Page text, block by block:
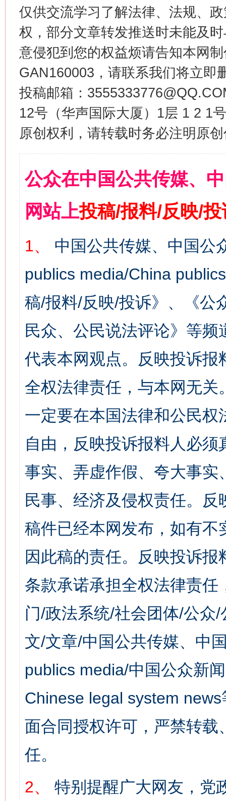
仅供交流学习了解法律、法规、
权，部分文章转发推送时未能及
意侵犯到您的权益烦请告知本网
GAN160003，请联系我们将立即
投稿邮箱：
12号（华声国际大厦）1层 1 2 1
原创权利，请转载时务必注明原
公众在中国公共传媒、
网站上投稿/报料/反映/
1、
中国公共传媒、中国公
publics media/China
稿/报料/反映/投诉》、《公
民众、公民说法评论》等
代表本网观点。反映投诉
全权法律责任，与本网无
一定要在本国法律和公民
自由，反映投诉报料人必
事实、弄虚作假、夸大事
民事、经济及侵权责任。
稿件已经本网发布，如有
因此稿的责任。反映投诉
条款承诺承担全权法律责
门/政法系统/社会团体/公众
文/文章/中国公共传媒、中
publics media/中国公众新
Chinese legal system
面合同授权许可，严禁转
任。
2、
特别提醒广大网友，党